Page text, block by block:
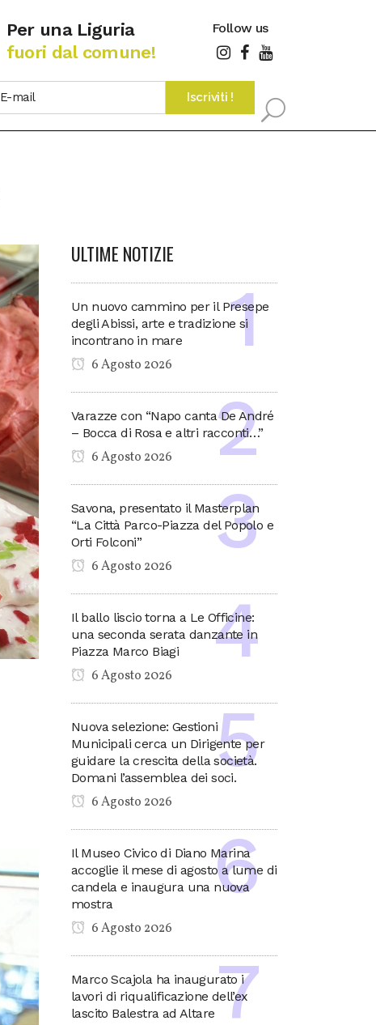
Per una Liguria
fuori dal comune!
Follow us
ULTIME NOTIZIE
Un nuovo cammino per il Presepe
degli Abissi, arte e tradizione si
incontrano in mare
6 Agosto 2026
Varazze con “Napo canta De André
– Bocca di Rosa e altri racconti…”
6 Agosto 2026
Savona, presentato il Masterplan
“La Città Parco-Piazza del Popolo e
Orti Folconi”
6 Agosto 2026
Il ballo liscio torna a Le Officine:
una seconda serata danzante in
Piazza Marco Biagi
6 Agosto 2026
Nuova selezione: Gestioni
Municipali cerca un Dirigente per
guidare la crescita della società.
Domani l’assemblea dei soci.
6 Agosto 2026
Il Museo Civico di Diano Marina
accoglie il mese di agosto a lume di
candela e inaugura una nuova
mostra
6 Agosto 2026
Marco Scajola ha inaugurato i
lavori di riqualificazione dell’ex
lascito Balestra ad Altare